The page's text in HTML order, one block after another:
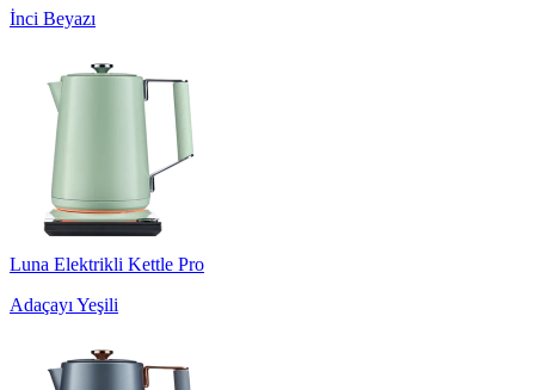
İnci Beyazı
Luna Elektrikli Kettle Pro
Adaçayı Yeşili